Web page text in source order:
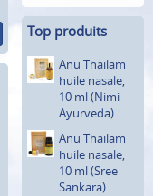
Top produits
Anu Thailam
huile nasale,
10 ml (Nimi
Ayurveda)
Anu Thailam
huile nasale,
10 ml (Sree
Sankara)